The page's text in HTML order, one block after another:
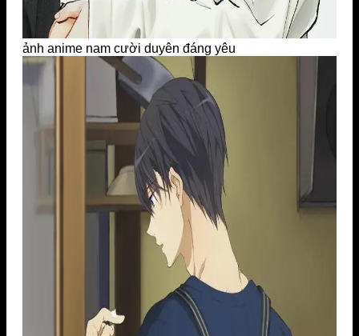
ảnh anime nam cười duyên đáng yêu